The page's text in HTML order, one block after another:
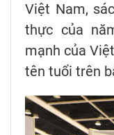
Việt Nam,
thực của
mạnh của
tên tuổi trên